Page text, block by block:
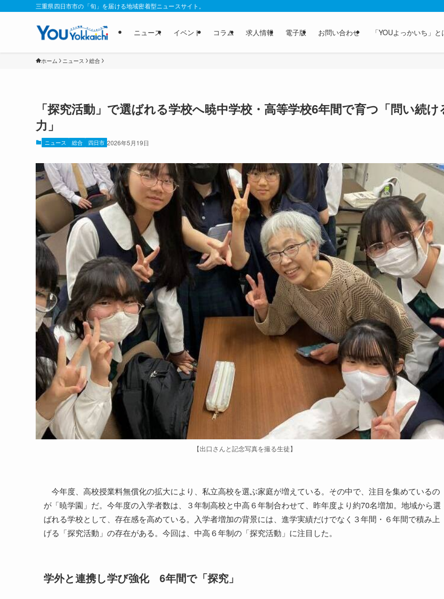
三重県四日市市の「旬」を届ける地域密着型ニュースサイト。
ニュース イベント コラム 求人情報 電子版 お問い合わせ 「YOUよっかいち」と
ホーム ニュース 総合
「探究活動」で選ばれる学校へ暁中学校・高等学校6年間で育つ「問い続け
力」
ニュース 総合 四日市 2026年5月19日
【出口さんと記念写真を撮る生徒】
今年度、高校授業料無償化の拡大により、私立高校を選ぶ家庭が増えている。その中で、注目を集めているの
が「暁学園」だ。今年度の入学者数は、３年制高校と中高６年制合わせて、昨年度より約70名増加。地域から選
ばれる学校として、存在感を高めている。入学者増加の背景には、進学実績だけでなく３年間・６年間で積み上
げる「探究活動」の存在がある。今回は、中高６年制の「探究活動」に注目した。
学外と連携し学び強化 6年間で「探究」